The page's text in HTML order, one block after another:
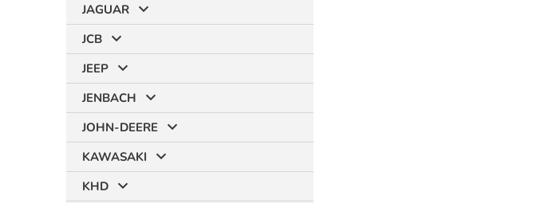
JAGUAR
JCB
JEEP
JENBACH
JOHN-DEERE
KAWASAKI
KHD